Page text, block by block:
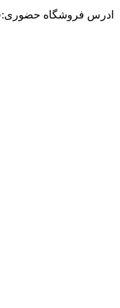
ادرس فروشگاه